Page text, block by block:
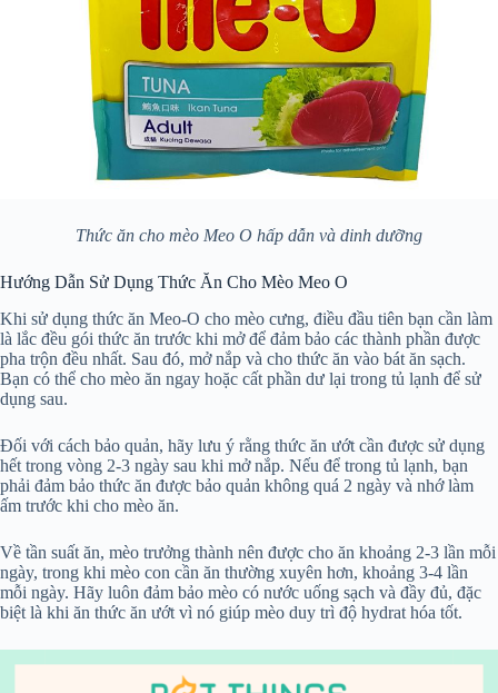
Thức ăn cho mèo Meo O hấp dẫn và dinh dưỡng
Hướng Dẫn Sử Dụng Thức Ăn Cho Mèo Meo O
Khi sử dụng thức ăn Meo-O cho mèo cưng, điều đầu tiên bạn cần làm
là lắc đều gói thức ăn trước khi mở để đảm bảo các thành phần được
pha trộn đều nhất. Sau đó, mở nắp và cho thức ăn vào bát ăn sạch.
Bạn có thể cho mèo ăn ngay hoặc cất phần dư lại trong tủ lạnh để sử
dụng sau.
Đối với cách bảo quản, hãy lưu ý rằng thức ăn ướt cần được sử dụng
hết trong vòng 2-3 ngày sau khi mở nắp. Nếu để trong tủ lạnh, bạn
phải đảm bảo thức ăn được bảo quản không quá 2 ngày và nhớ làm
ấm trước khi cho mèo ăn.
Về tần suất ăn, mèo trưởng thành nên được cho ăn khoảng 2-3 lần mỗi
ngày, trong khi mèo con cần ăn thường xuyên hơn, khoảng 3-4 lần
mỗi ngày. Hãy luôn đảm bảo mèo có nước uống sạch và đầy đủ, đặc
biệt là khi ăn thức ăn ướt vì nó giúp mèo duy trì độ hydrat hóa tốt.